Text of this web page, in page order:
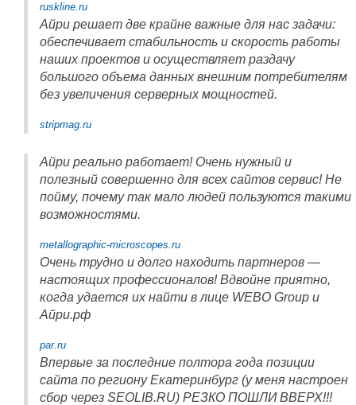
ruskline.ru
Айри решает две крайне важные для нас задачи:
обеспечивает стабильность и скорость работы
наших проектов и осуществляет раздачу
большого объема данных внешним потребителям
без увеличения серверных мощностей.
stripmag.ru
Айри реально работает! Очень нужный и
полезный совершенно для всех сайтов сервис! Не
пойму, почему так мало людей пользуются такими
возможностями.
metallographic-microscopes.ru
Очень трудно и долго находить партнеров —
настоящих профессионалов! Вдвойне приятно,
когда удается их найти в лице WEBO Group и
Айри.рф
par.ru
Впервые за последние полтора года позиции
сайта по региону Екатеринбург (у меня настроен
сбор через SEOLIB.RU) РЕЗКО ПОШЛИ ВВЕРХ!!!